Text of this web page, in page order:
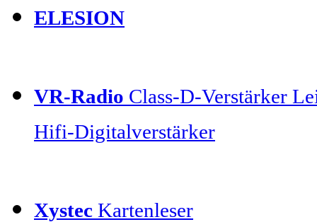
ELESION
VR-Radio Class-D-Verstärker
Hifi-Digitalverstärker
Xystec Kartenleser